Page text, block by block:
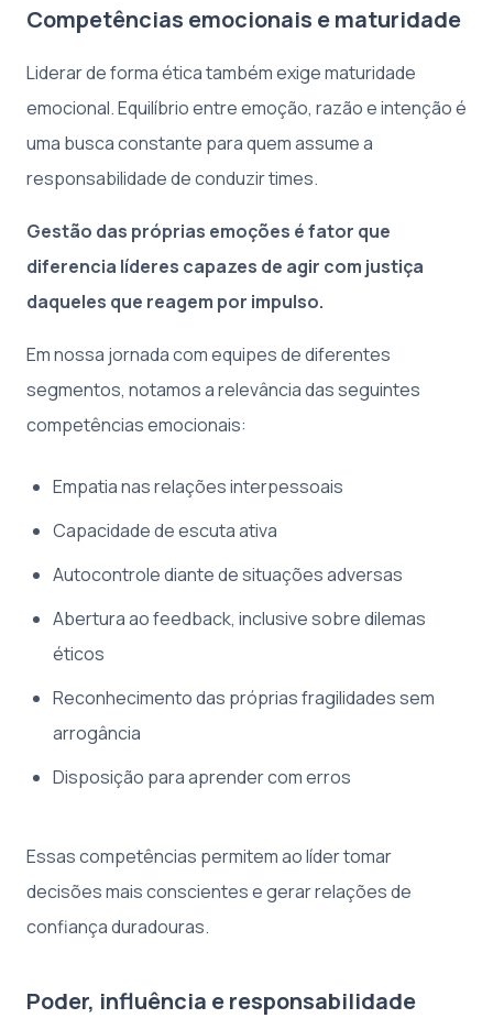
Competências emocionais e maturidade
Liderar de forma ética também exige maturidade
emocional. Equilíbrio entre emoção, razão e intenção é
uma busca constante para quem assume a
responsabilidade de conduzir times.
Gestão das próprias emoções é fator que
diferencia líderes capazes de agir com justiça
daqueles que reagem por impulso.
Em nossa jornada com equipes de diferentes
segmentos, notamos a relevância das seguintes
competências emocionais:
Empatia nas relações interpessoais
Capacidade de escuta ativa
Autocontrole diante de situações adversas
Abertura ao feedback, inclusive sobre dilemas
éticos
Reconhecimento das próprias fragilidades sem
arrogância
Disposição para aprender com erros
Essas competências permitem ao líder tomar
decisões mais conscientes e gerar relações de
confiança duradouras.
Poder, influência e responsabilidade